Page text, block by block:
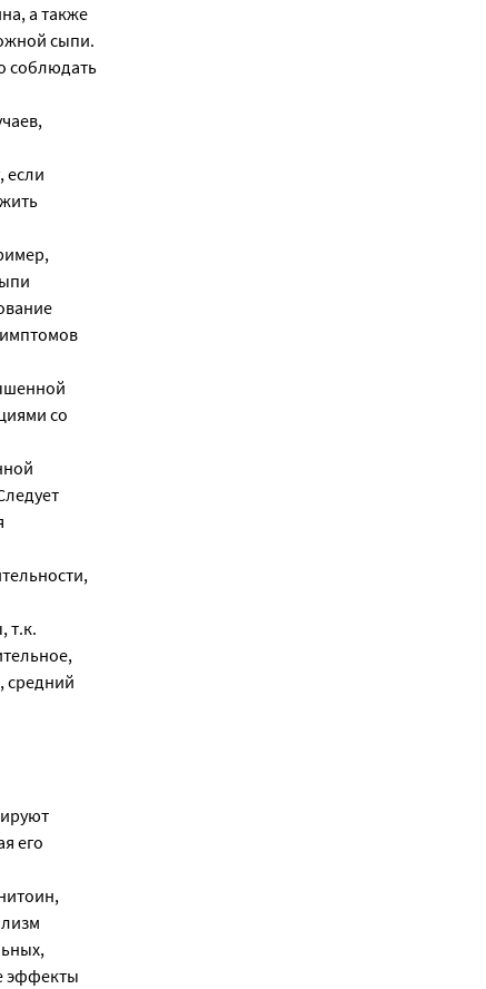
а также
сыпи.
соблюдать
если
со
т.к.
средний
его
эффекты